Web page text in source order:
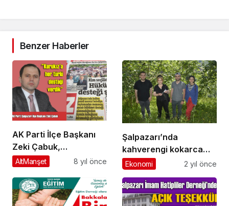
Benzer Haberler
AK Parti İlçe Başkanı
Zeki Çabuk,
“Belediyemizin destek
yok” dedi
AltManşet 8 yıl önce
Şalpazarı’nda
kahverengi kokarca
zararlısına karşı
salındı
Ekonomi 2 yıl önce